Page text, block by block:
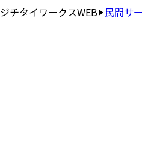
ジチタイワークスWEB 民間サー